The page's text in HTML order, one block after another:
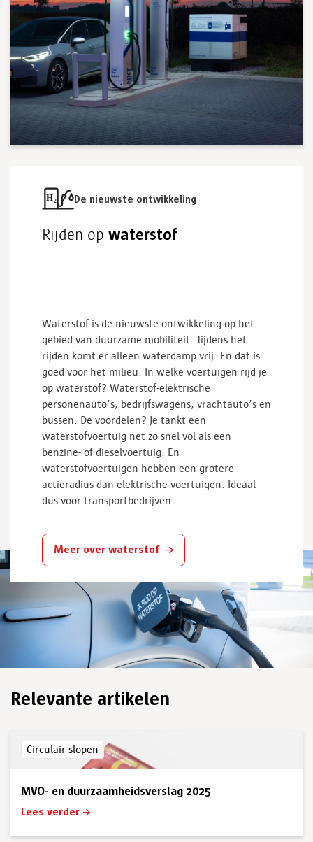
De nieuwste ontwikkeling
Rijden op waterstof
Waterstof is de nieuwste ontwikkeling op het
gebied van duurzame mobiliteit. Tijdens het
rijden komt er alleen waterdamp vrij.
En dat is
goed voor het milieu.
In welke voertuigen rijd je
op waterstof? Waterstof-elektrische
personenauto’s, bedrijfswagens, vrachtauto’s en
bussen.
De voordelen? Je tankt een
waterstofvoertuig net zo snel vol als een
benzine- of dieselvoertuig. En
waterstofvoertuigen hebben een grotere
actieradius dan elektrische voertuigen. Ideaal
dus voor transportbedrijven.
Meer over waterstof
Relevante artikelen
Circulair slopen
MVO- en duurzaamheidsverslag 2025
Lees verder